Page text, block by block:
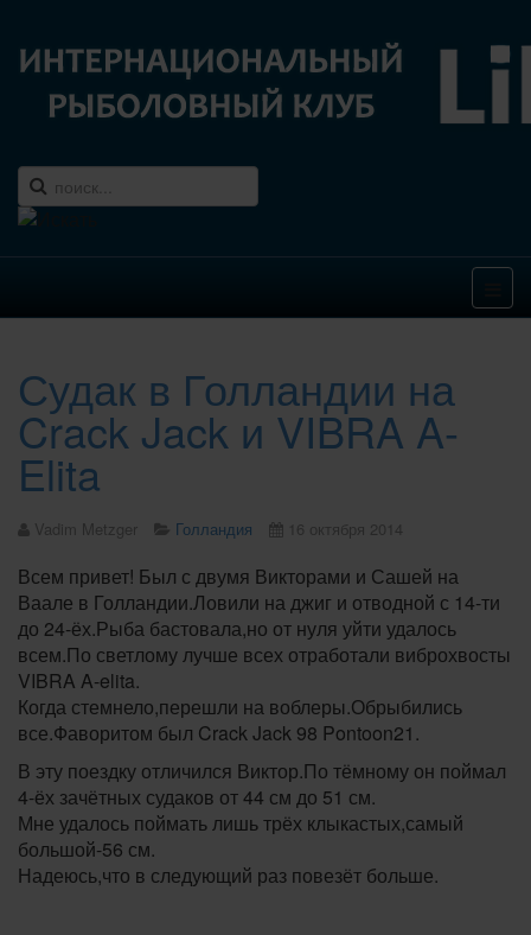
Судак в Голландии на
Crack Jack и VIBRA A-
Elita
Vadim Metzger Голландия 16 октября 2014
Всем привет! Был с двумя Викторами и Сашей на
Ваале в Голландии.Ловили на джиг и отводной с 14-ти
до 24-ёх.Рыба бастовала,но от нуля уйти удалось
всем.По светлому лучше всех отработали виброхвосты
VIBRA A-elita.
Когда стемнело,перешли на воблеры.Обрыбились
все.Фаворитом был Crack Jack 98 Pontoon21.
В эту поездку отличился Виктор.По тёмному он поймал
4-ёх зачётных судаков от 44 см до 51 см.
Мне удалось поймать лишь трёх клыкастых,самый
большой-56 см.
Надеюсь,что в следующий раз повезёт больше.